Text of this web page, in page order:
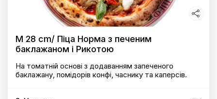
M 28 cm/ Піца Норма з печеним
баклажаном і Рикотою
На томатній основі з додаванням запеченого
баклажану, помідорів конфі, часнику та каперсів.